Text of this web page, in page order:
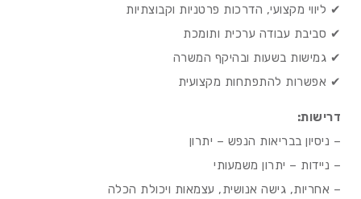
✔ ליווי מקצועי, הדרכות פרטניות וקבוצתיות
✔ סביבת עבודה ערכית ותומכת
✔ גמישות בשעות ובהיקף המשרה
✔ אפשרות להתפתחות מקצועית
דרישות:
– ניסיון בבריאות הנפש – יתרון
– ניידות – יתרון משמעותי
– אחריות, גישה אנושית, עצמאות ויכולת הכלה